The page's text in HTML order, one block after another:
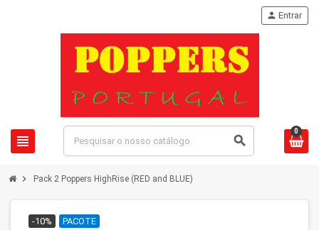
view_headline search
person Entrar
0
chevron_right Pack 2 Poppers HighRise (RED and BLUE)
-10% PACOTE